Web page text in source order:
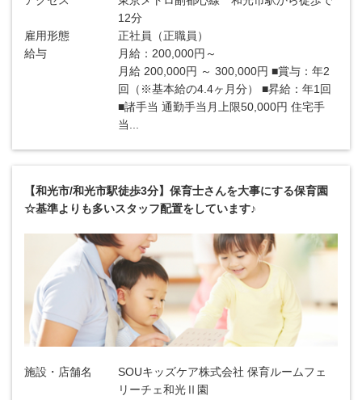
12分
雇用形態
正社員（正職員）
給与
月給：200,000円～
月給 200,000円 ～ 300,000円 ■賞与：年2
回（※基本給の4.4ヶ月分） ■昇給：年1回
■諸手当 通勤手当月上限50,000円 住宅手
当...
【和光市/和光市駅徒歩3分】保育士さんを大事にする保育園
☆基準よりも多いスタッフ配置をしています♪
施設・店舗名
SOUキッズケア株式会社 保育ルームフェ
リーチェ和光Ⅱ園